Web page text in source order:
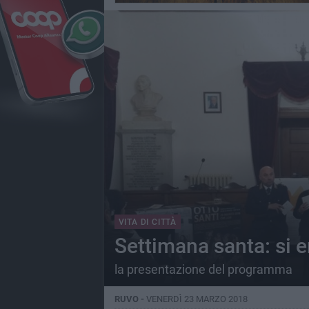
VITA DI CITTÀ
Settimana santa: si
la presentazione del programma
RUVO - VENERDÌ 23 MARZO 2018